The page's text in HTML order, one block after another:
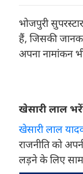
भोजपुरी
हैं, जिसकी
अपना नामांकन
खेसारी लाल
खेसारी लाल
राजनीति को
लड़ने के लिए